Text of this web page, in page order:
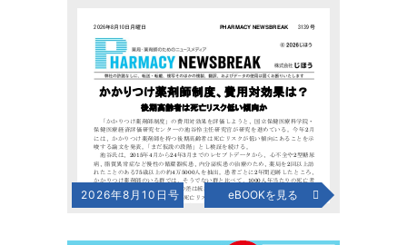
2026年8月10日号 eBOOKを見る